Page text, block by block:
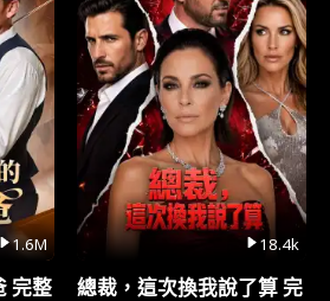
1.6M
完整
18.4k
總裁，這次換我說了算 完